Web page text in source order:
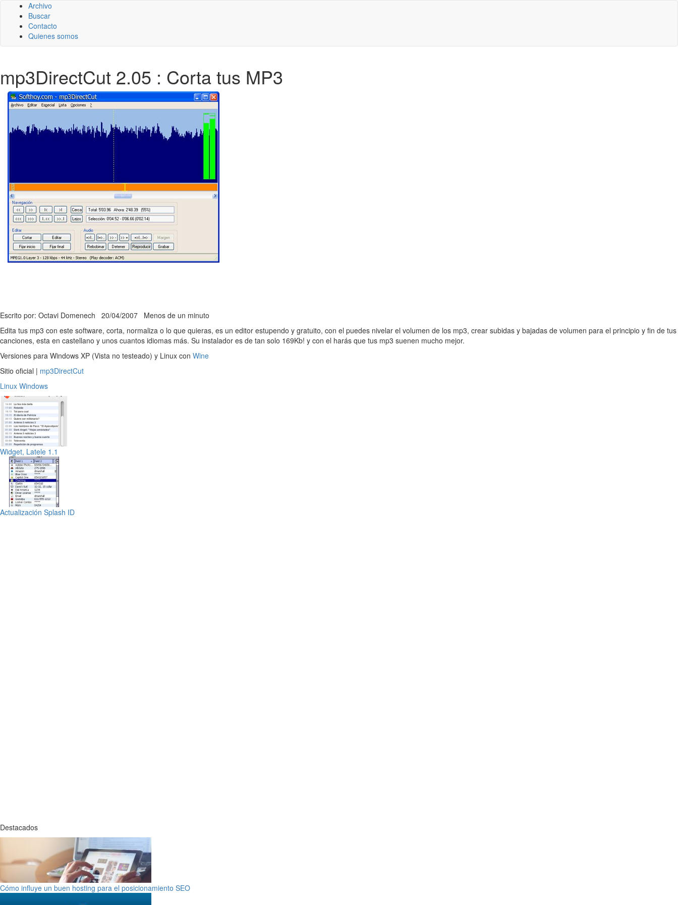
Archivo
Buscar
Contacto
Quienes somos
mp3DirectCut 2.05 : Corta tus MP3
Escrito por: Octavi Domenech 20/04/2007 Menos de un minuto
Edita tus mp3 con este software, corta, normaliza o lo que quieras, es un editor estupendo y gratuito, con el puedes nivelar el volumen de los mp3, crear subidas y bajadas de volumen para el principio y fin de tus
canciones, esta en castellano y unos cuantos idiomas más. Su instalador es de tan solo 169Kb! y con el harás que tus mp3 suenen mucho mejor.
Versiones para Windows XP (Vista no testeado) y Linux con Wine
Sitio oficial | mp3DirectCut
Linux Windows
Widget, Latele 1.1
Actualización Splash ID
Destacados
Cómo influye un buen hosting para el posicionamiento SEO